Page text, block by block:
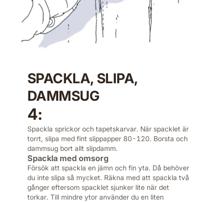
SPACKLA, SLIPA,
DAMMSUG
4:
Spackla sprickor och tapetskarvar. När spacklet är
torrt, slipa med fint slippapper 80-120. Borsta och
dammsug bort allt slipdamm.
Spackla med omsorg
Försök att spackla en jämn och fin yta. Då behöver
du inte slipa så mycket. Räkna med att spackla två
gånger eftersom spacklet sjunker lite när det
torkar. Till mindre ytor använder du en liten